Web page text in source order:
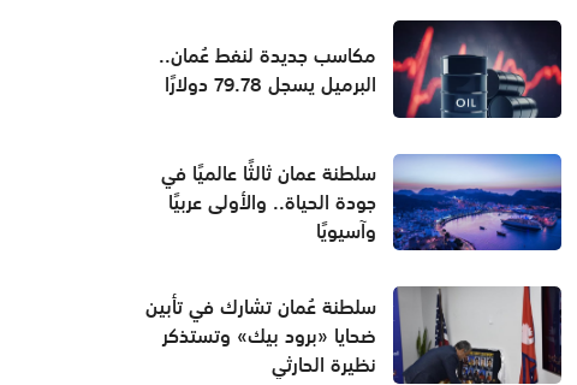
مكاسب جديدة لنفط عُمان..
البرميل يسجل 79.78 دولارًا
سلطنة عمان ثالثًا عالميًا في
جودة الحياة.. والأولى عربيًا
وآسيويًا
سلطنة عُمان تشارك في تأبين
ضحايا «برود بيك» وتستذكر
نظيرة الحارثي